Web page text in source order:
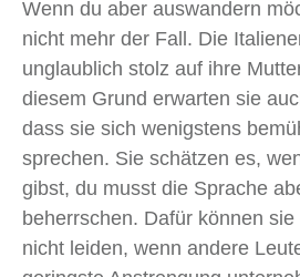
Wenn du aber auswandern
nicht mehr der Fall. Die
unglaublich stolz auf ihre
diesem Grund erwarten sie
dass sie sich wenigstens
sprechen. Sie schätzen es,
gibst, du musst die Sprache
beherrschen. Dafür können
nicht leiden, wenn andere